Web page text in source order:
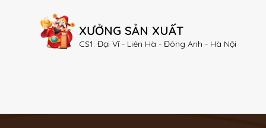
XƯỞNG SẢN XUẤT
CS1: Đại Vĩ - Liên Hà - Đông Anh - Hà Nội